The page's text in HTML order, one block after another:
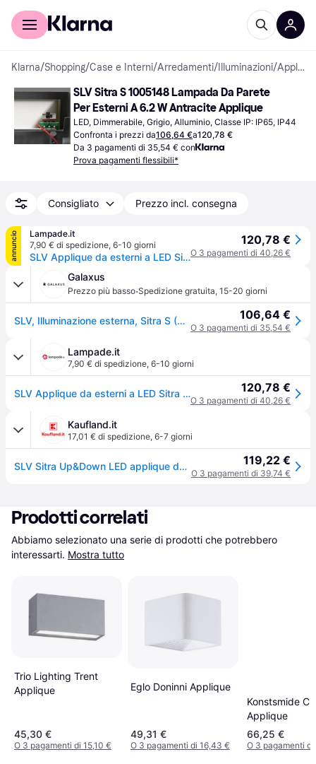
Per il tuo shopping
Klarna/Shopping/Case e Interni/Arredamenti/ Illuminazioni/ Applique
SLV Sitra S 1005148 Lampada Da Parete
Per Esterni A 6.2 W Antracite Applique
LED, Dimmerabile, Grigio, Alluminio, Classe IP: IP65, IP44
Confronta i prezzi da106,64 €a120,78 €
Da 3 pagamenti di 35,54 € con
Prova pagamenti flessibili*
Consigliato Prezzo incl. consegna
annuncio
Lampade.it
7,90 € di spedizione, 6-10 giorni
SLV Applique da esterni a LED Sitra Single, Nero, Alluminio, Moderno, Applique LED da esterni
120,78 €
O 3 pagamenti di 40,26 €
Galaxus
Prezzo più basso·Spedizione gratuita, 15-20 giorni
SLV, Illuminazione esterna, Sitra S (620lm, IP44) 106,64 €
O 3 pagamenti di 35,54 €
Lampade.it
7,90 € di spedizione, 6-10 giorni
SLV Applique da esterni a LED Sitra Single, Nero, Alluminio, Moderno, Applique LED da esterni 120,78 €
O 3 pagamenti di 40,26 €
Kaufland.it
17,01 € di spedizione, 6-7 giorni
SLV Sitra Up&Down LED applique da esterno CCT 119,22 €
O 3 pagamenti di 39,74 €
Prodotti correlati
Abbiamo selezionato una serie di prodotti che potrebbero
interessarti. Mostra tutto
Trio Lighting Trent
Applique
45,30 €
O 3 pagamenti di 15,10 €
Eglo Doninni Applique
49,31 €
O 3 pagamenti di 16,43 €
Konstsmide
Applique
66,25 €
O 3 pagamenti